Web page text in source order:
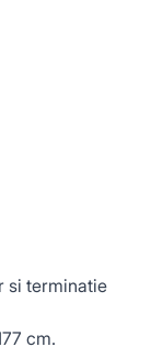
si terminatie
cm.